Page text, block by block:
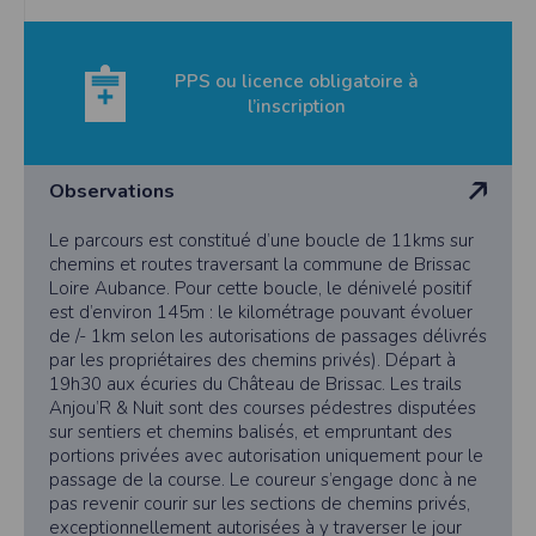
PPS ou licence obligatoire à
l’inscription
Observations
Le parcours est constitué d’une boucle de 11kms sur
chemins et routes traversant la commune de Brissac
Loire Aubance. Pour cette boucle, le dénivelé positif
est d’environ 145m : le kilométrage pouvant évoluer
de /- 1km selon les autorisations de passages délivrés
par les propriétaires des chemins privés). Départ à
19h30 aux écuries du Château de Brissac. Les trails
Anjou’R & Nuit sont des courses pédestres disputées
sur sentiers et chemins balisés, et empruntant des
portions privées avec autorisation uniquement pour le
passage de la course. Le coureur s’engage donc à ne
pas revenir courir sur les sections de chemins privés,
exceptionnellement autorisées à y traverser le jour
Dans votre navigateur, choisissez le menu
Cliquez surSécurité
Cliquez surAfficher les cookies
Cliquez sur l'ongletOptions avancées Confidentialité.
Politique d'utilisation des cookies
Un cookie est un petit fichier texte envoyé à votre navigateur depuis nos
serveurs, que vous utilisiez un ordinateur, une tablette ou un smartphone.
Nous utilisons les cookies à diverses fins : nous les employons pour vous
identifier de page en page lorsque vous disposez d'un compte membre, retenir
certaines de vos préférences ou encore compter les visiteurs d'une page.
RGPD
Timepulse se conforme à la nouvelle directive européenne : La RGPD A ce titre,
un DPO a été nommé : contact@timepulse.run
La collecte et la conservation des données
Conformément à la loi du 6 janvier 1978 relative à l'informatique et aux
libertés, modifiée en août 2004, le présent site à été déclaré à la Commission
Nationale de l'Informatique et des Libertés sous le numéro 2011834.